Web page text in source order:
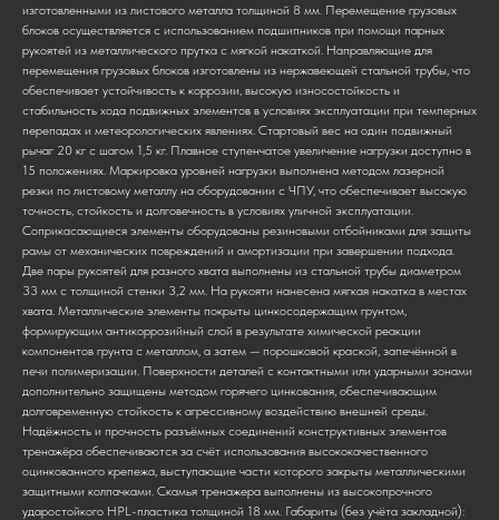
изготовленными из листового металла толщиной 8 мм. Перемещение грузовых
блоков осуществляется с использованием подшипников при помощи парных
рукоятей из металлического прутка с мягкой накаткой. Направляющие для
перемещения грузовых блоков изготовлены из нержавеющей стальной трубы, что
обеспечивает устойчивость к коррозии, высокую износостойкость и
стабильность хода подвижных элементов в условиях эксплуатации при темперных
перепадах и метеорологических явлениях. Стартовый вес на один подвижный
рычаг 20 кг с шагом 1,5 кг. Плавное ступенчатое увеличение нагрузки доступно в
15 положениях. Маркировка уровней нагрузки выполнена методом лазерной
резки по листовому металлу на оборудовании с ЧПУ, что обеспечивает высокую
точность, стойкость и долговечность в условиях уличной эксплуатации.
Соприкасающиеся элементы оборудованы резиновыми отбойниками для защиты
рамы от механических повреждений и амортизации при завершении подхода.
Две пары рукоятей для разного хвата выполнены из стальной трубы диаметром
33 мм с толщиной стенки 3,2 мм. На рукояти нанесена мягкая накатка в местах
хвата. Металлические элементы покрыты цинкосодержащим грунтом,
формирующим антикоррозийный слой в результате химической реакции
компонентов грунта с металлом, а затем — порошковой краской, запечённой в
печи полимеризации. Поверхности деталей с контактными или ударными зонами
дополнительно защищены методом горячего цинкования, обеспечивающим
долговременную стойкость к агрессивному воздействию внешней среды.
Надёжность и прочность разъёмных соединений конструктивных элементов
тренажёра обеспечиваются за счёт использования высококачественного
оцинкованного крепежа, выступающие части которого закрыты металлическими
защитными колпачками. Скамья тренажера выполнены из высокопрочного
ударостойкого HPL-пластика толщиной 18 мм. Габариты (без учёта закладной):